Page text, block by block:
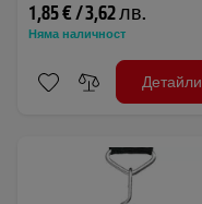
1,85 € / 3,62 лв.
Няма наличност
Детайли